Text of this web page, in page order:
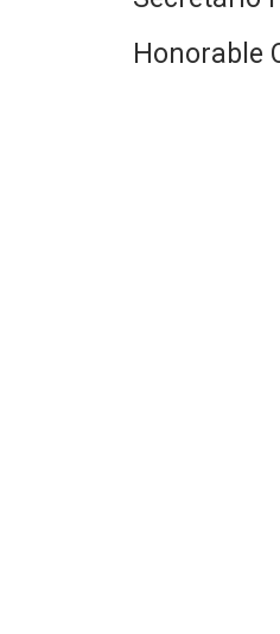
Honorable